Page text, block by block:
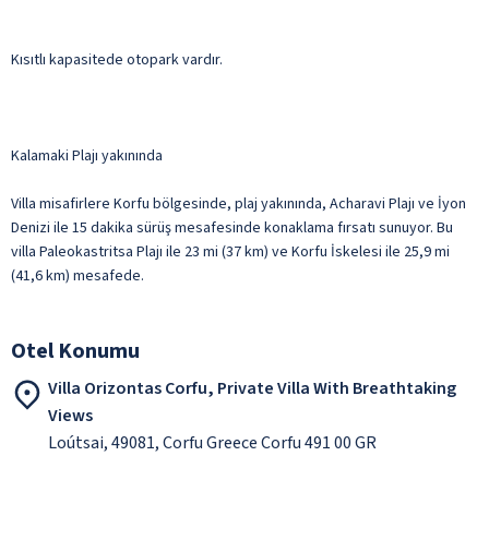
Kısıtlı kapasitede otopark vardır.
Kalamaki Plajı yakınında
Villa misafirlere Korfu bölgesinde, plaj yakınında, Acharavi Plajı ve İyon
Denizi ile 15 dakika sürüş mesafesinde konaklama fırsatı sunuyor. Bu
villa Paleokastritsa Plajı ile 23 mi (37 km) ve Korfu İskelesi ile 25,9 mi
(41,6 km) mesafede.
Otel Konumu
Villa Orizontas Corfu, Private Villa With Breathtaking
Views
Loútsai, 49081, Corfu Greece Corfu 491 00 GR